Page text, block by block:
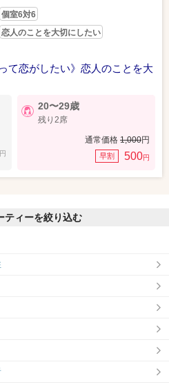
個室6対6
恋人のことを大切にしたい
て恋がしたい》恋人のことを大
円
20〜29歳
残り2席
通常価格 1,000円
早割 500円
ティーを絞り込む